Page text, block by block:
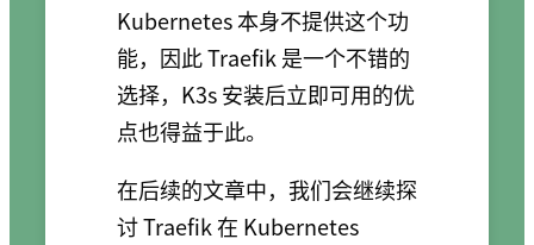
Kubernetes 本身不提供这个功
能，因此 Traefik 是一个不错的
选择，K3s 安装后立即可用的优
点也得益于此。
在后续的文章中，我们会继续探
讨 Traefik 在 Kubernetes